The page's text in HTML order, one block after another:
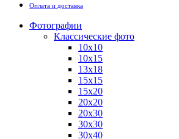
Оплата и доставка
Фотографии
Классические фото
10х10
10х15
13х18
15х15
15х20
20х20
20х30
30х30
30х40